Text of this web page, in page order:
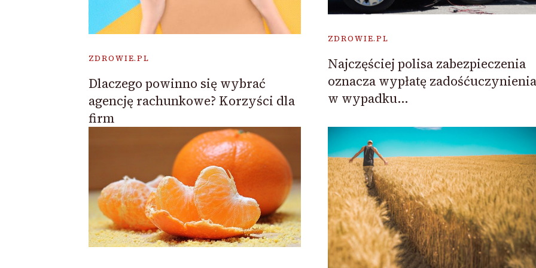
ZDROWIE.PL
Dlaczego powinno się wybrać
agencję rachunkowe? Korzyści dla
firm
ZDROWIE.PL
Najczęściej polisa zabezpieczenia
oznacza wypłatę zadośćuczynienia
w wypadku…